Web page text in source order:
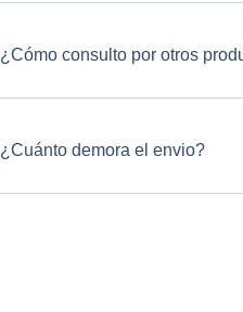
¿Cómo consulto por otros
¿Cuánto demora el envio?